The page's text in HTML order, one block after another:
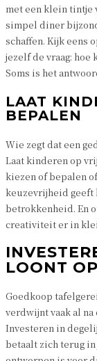
met een klein tintje
simpel diner
schaffen. Kijk eens
jezelf de vraag:
Soms is het
LAAT
BEPALEN
Wie zegt dat een
Laat kinderen op
kiezen of bepalen
keuzevrijheid geeft
betrokkenheid. En
creativiteit er in
LOONT
Goedkoop
verdwijnt vaak al
Investeren in
betaalt zich terug